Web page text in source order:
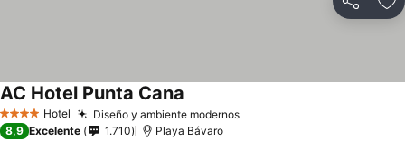
Compartir
4 EstrellasHotel Diseño y ambiente modernos
AC Hotel Punta Cana
8,9 Excelente 1.710 Playa Bávaro